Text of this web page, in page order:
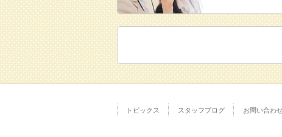
トピックス スタッフブログ お問い合わ